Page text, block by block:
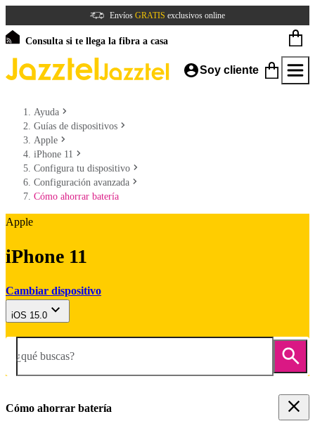
Envíos GRATIS exclusivos online
Consulta si te llega la fibra a casa
Soy cliente
Ayuda
Guías de dispositivos
Apple
iPhone 11
Configura tu dispositivo
Configuración avanzada
Cómo ahorrar batería
Apple
iPhone 11
Cambiar dispositivo
iOS 15.0
¿qué buscas?
Cómo ahorrar batería